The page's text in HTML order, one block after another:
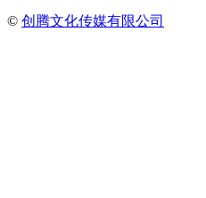
© 创腾文化传媒有限公司